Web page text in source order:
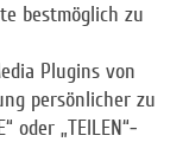
bestmöglich zu
Plugins von
persönlicher zu
oder „TEILEN“-